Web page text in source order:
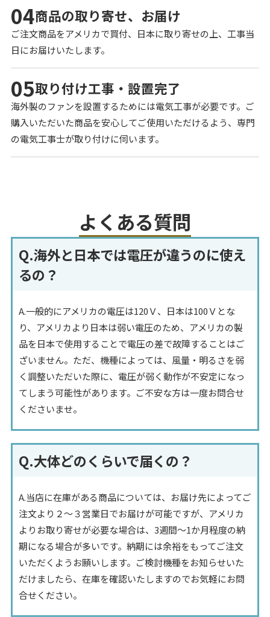
04商品の取り寄せ、お届け
ご注文商品をアメリカで買付、日本に取り寄せの上、工事当
日にお届けいたします。
05取り付け工事・設置完了
海外製のファンを設置するためには電気工事が必要です。ご
購入いただいた商品を安心してご使用いただけるよう、専門
の電気工事士が取り付けに伺います。
よくある質問
Q.海外と日本では電圧が違うのに使え
るの？
A.一般的にアメリカの電圧は120Ｖ、日本は100Ｖとな
り、アメリカより日本は弱い電圧のため、アメリカの製
品を日本で使用することで電圧の差で故障することはご
ざいません。ただ、機種によっては、風量・明るさを弱
く調整いただいた際に、電圧が弱く動作が不安定になっ
てしまう可能性があります。ご不安な方は一度お問合せ
くださいませ。
Q.大体どのくらいで届くの？
A.当店に在庫がある商品については、お届け先によってご
注文より２～３営業日でお届けが可能ですが、アメリカ
よりお取り寄せが必要な場合は、3週間～1か月程度の納
期になる場合が多いです。納期には余裕をもってご注文
いただくようお願いします。ご検討機種をお知らせいた
だけましたら、在庫を確認いたしますのでお気軽にお問
合せください。